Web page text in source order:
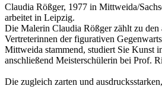
Claudia Rößger, 1977 in Mittweida/
arbeitet in Leipzig.
Die Malerin Claudia Rößger zählt zu den
Vertreterinnen der figurativen
Mittweida stammend, studiert Sie Kunst
anschließend Meisterschülerin bei Prof.
Die zugleich zarten und